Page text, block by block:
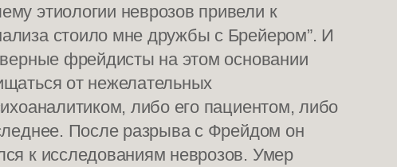
этиологии неврозов привели к
стоило мне дружбы с Брейером”. И
фрейдисты на этом основании
от нежелательных
либо его пациентом, либо
После разрыва с Фрейдом он
к исследованиям неврозов. Умер